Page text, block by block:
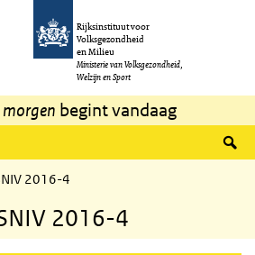
gaan
Rijksinstituut voor
Volksgezondheid
en Milieu
Ministerie van Volksgezondheid,
Welzijn en Sport
begint vandaag
2016-4
2016-4